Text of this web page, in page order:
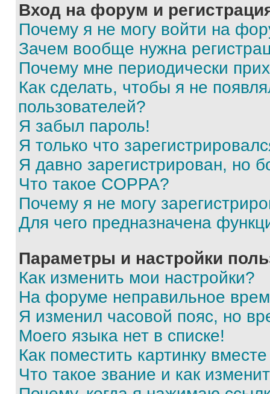
Вход на форум и
Почему я не могу войти на
Зачем вообще нужна
Почему мне периодически
Как сделать, чтобы я не
пользователей?
Я забыл пароль!
Я только что
Я давно зарегистрирован, но
Что такое COPPA?
Почему я не могу
Для чего предназначена
Параметры и настройки
Как изменить мои настройки?
На форуме неправильное
Я изменил часовой пояс, но
Моего языка нет в списке!
Как поместить картинку
Что такое звание и как